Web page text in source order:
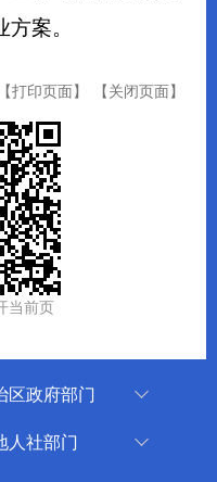
案。
【打印页面】 【关闭页面】
当前页
区政府部门
审计厅
人社部门